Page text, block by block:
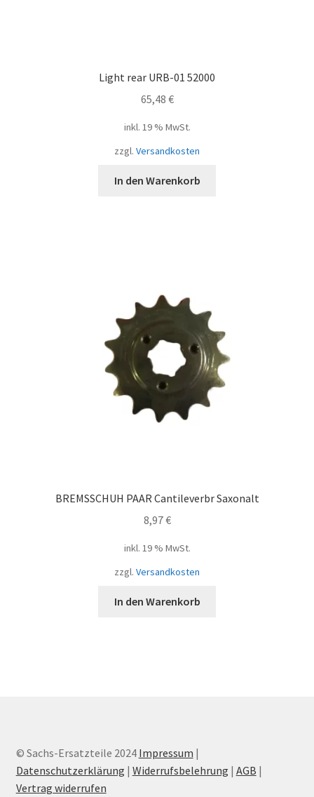
Light rear URB-01 52000
65,48 €
inkl. 19 % MwSt.
zzgl. Versandkosten
In den Warenkorb
BREMSSCHUH PAAR Cantileverbr Saxonalt
8,97€
inkl. 19 % MwSt.
zzgl. Versandkosten
In den Warenkorb
© Sachs-Ersatzteile 2024 Impressum |
Datenschutzerklärung | Widerrufsbelehrung | AGB |
Vertrag widerrufen